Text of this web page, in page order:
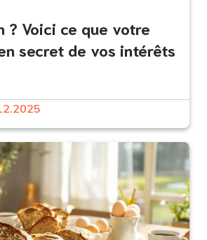
? Voici ce que votre
secret de vos intérêts